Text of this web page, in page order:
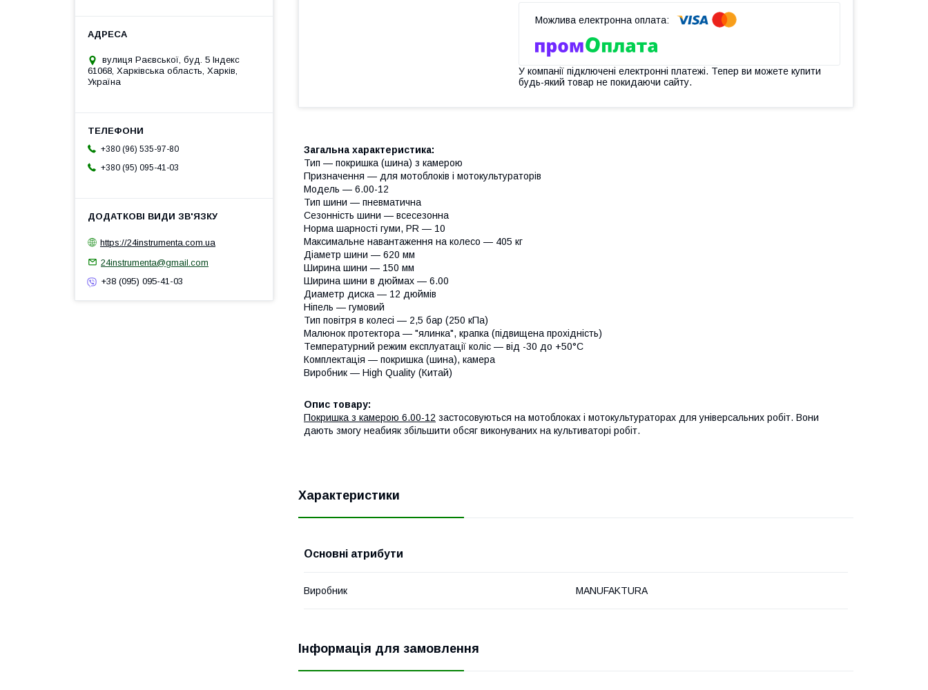
У компанії підключені електронні платежі. Тепер ви можете купити
будь-який товар не покидаючи сайту.
Загальна характеристика:
Тип — покришка (шина) з камерою
Призначення — для мотоблоків і мотокультураторів
Модель — 6.00-12
Тип шини — пневматична
Сезонність шини — всесезонна
Норма шарності гуми, PR — 10
Максимальне навантаження на колесо — 405 кг
Діаметр шини — 620 мм
Ширина шини — 150 мм
Ширина шини в дюймах — 6.00
Диаметр диска — 12 дюймів
Ніпель — гумовий
Тип повітря в колесі — 2,5 бар (250 кПа)
Малюнок протектора — "ялинка", крапка (підвищена прохідність)
Температурний режим експлуатації коліс — від -30 до +50°С
Комплектація — покришка (шина), камера
Виробник — High Quality (Китай)
Опис товару:
Покришка з камерою 6.00-12 застосовуються на мотоблоках і мотокультураторах для універсальних робіт. Вони
дають змогу неабияк збільшити обсяг виконуваних на культиваторі робіт.
Характеристики
Основні атрибути
Виробник MANUFAKTURA
Інформація для замовлення
вулиця Раєвської, буд. 5 Індекс
61068, Харківська область, Харків,
Україна
+380 (96) 535-97-80
+380 (95) 095-41-03
https://24instrumenta.com.ua
24instrumenta@gmail.com
+38 (095) 095-41-03